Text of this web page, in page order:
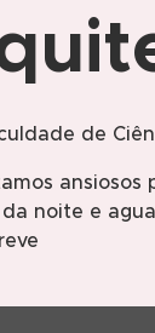
de
ansiosos
noite e